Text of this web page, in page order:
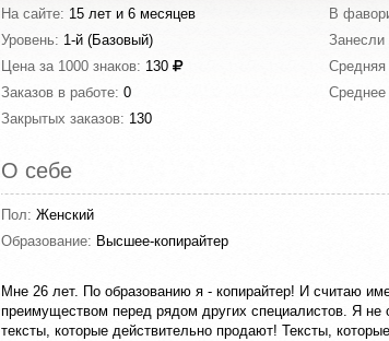
На сайте: 15 лет и 6 месяцев
Уровень: 1-й (Базовый)
Цена за 1000 знаков: 130
Заказов в работе: 0
Закрытых заказов: 130
В
Средняя
Среднее
О себе
Пол: Женский
Образование: Высшее-копирайтер
Мне 26 лет. По образованию я - копирайтер! И считаю
преимуществом перед рядом других специалистов. Я
тексты, которые действительно продают! Тексты,